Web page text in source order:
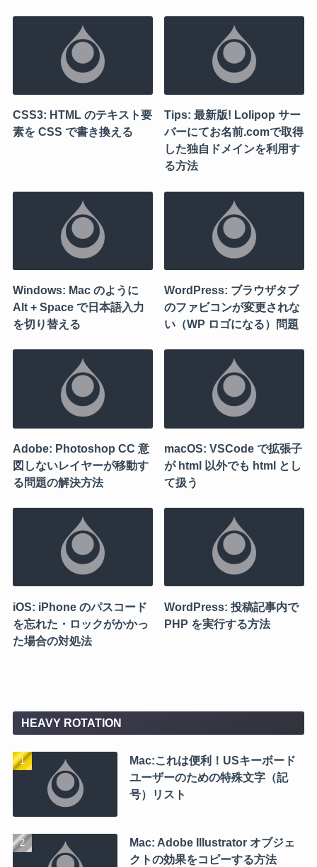
CSS3: HTML のテキスト要
素を CSS で書き換える
Tips: 最新版! Lolipop サー
バーにてお名前.comで取得
した独自ドメインを利用す
る方法
Windows: Mac のように
Alt + Space で日本語入力
を切り替える
WordPress: ブラウザタブ
のファビコンが変更されな
い（WP ロゴになる）問題
Adobe: Photoshop CC 意
図しないレイヤーが移動す
る問題の解決方法
macOS: VSCode で拡張子
が html 以外でも html とし
て扱う
iOS: iPhone のパスコード
を忘れた・ロックがかかっ
た場合の対処法
WordPress: 投稿記事内で
PHP を実行する方法
HEAVY ROTATION
Mac:これは便利！USキーボード
ユーザーのための特殊文字（記
号）リスト
Mac: Adobe Illustrator オブジェ
クトの効果をコピーする方法